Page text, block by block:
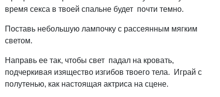
время секса в твоей спальне будет почти темно.
Поставь небольшую лампочку с рассеянным мягким
светом.
Направь ее так, чтобы свет падал на кровать,
подчеркивая изящество изгибов твоего тела. Играй с
полутенью, как настоящая актриса на сцене.